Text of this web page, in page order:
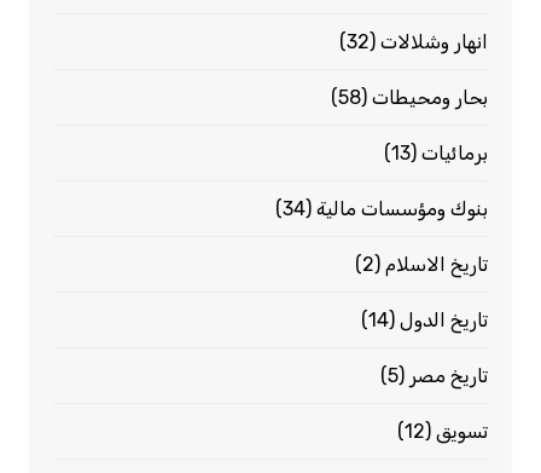
انهار وشلالات(32)
بحار ومحيطات(58)
برمائيات(13)
بنوك ومؤسسات مالية(34)
تاريخ الاسلام(2)
تاريخ الدول(14)
تاريخ مصر (5)
تسويق(12)